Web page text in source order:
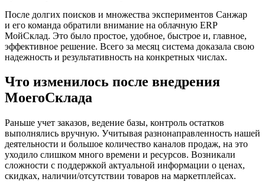
После долгих поисков и множества экспериментов Санжар
и его команда обратили внимание на облачную ERP
МойСклад. Это было простое, удобное, быстрое и, главное,
эффективное решение. Всего за месяц система доказала свою
надежность и результативность на конкретных числах.
Что изменилось после внедрения
МоегоСклада
Раньше учет заказов, ведение базы, контроль остатков
выполнялись вручную. Учитывая разнонаправленность нашей
деятельности и большое количество каналов продаж, на это
уходило слишком много времени и ресурсов. Возникали
сложности с поддержкой актуальной информации о ценах,
скидках, наличии/отсутствии товаров на маркетплейсах.